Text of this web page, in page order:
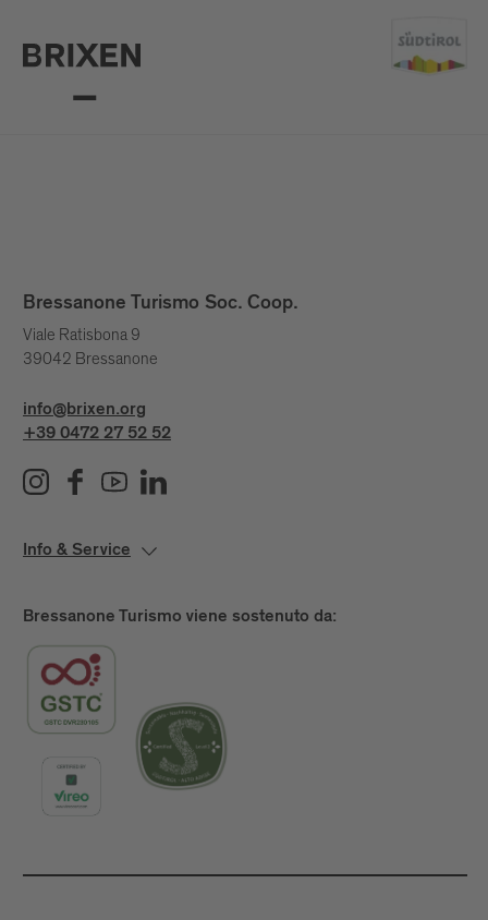
Bressanone Turismo Soc. Coop.
Viale Ratisbona 9
39042 Bressanone
info@brixen.org
+39 0472 27 52 52
Info & Service
Bressanone Turismo viene sostenuto da: